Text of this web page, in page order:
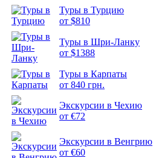
Туры в Турцию
от $810
Туры в Шри-Ланку
от $1388
Туры в Карпаты
от 840 грн.
Экскурсии в Чехию
от €72
Экскурсии в Венгрию
от €60